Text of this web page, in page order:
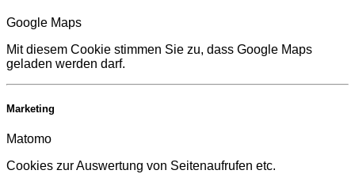
Google Maps
Mit diesem Cookie stimmen Sie zu, dass Google Maps
geladen werden darf.
Marketing
Matomo
Cookies zur Auswertung von Seitenaufrufen etc.